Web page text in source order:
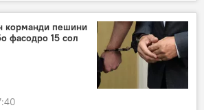
Театри вилоятии мусиқӣ-мазҳакавии ба номи Ато Муҳаммадҷонови шаҳри Қӯрғонтеппа
Дар Тоҷикистон
корманди пешини
фасодро 15 сол